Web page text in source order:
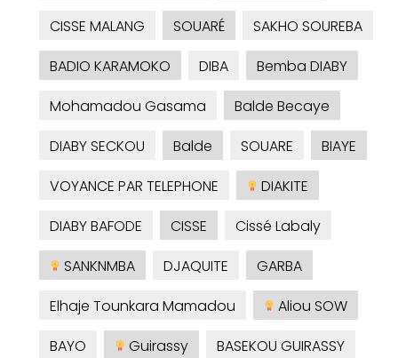
CISSE MALANG
SOUARÉ
SAKHO SOUREBA
BADIO KARAMOKO
DIBA
Bemba DIABY
Mohamadou Gasama
Balde Becaye
DIABY SECKOU
Balde SOUARE
BIAYE
VOYANCE PAR TELEPHONE
DIAKITE
DIABY BAFODE
CISSE
Cissé Labaly
SANKNMBA
DJAQUITE
GARBA
Elhaje Tounkara Mamadou
Aliou SOW
BAYO
Guirassy
BASEKOU GUIRASSY